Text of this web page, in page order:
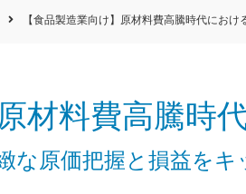
【食品製造業向け】原材料費高騰時代にお
材料費高騰
な原価把握と損益を